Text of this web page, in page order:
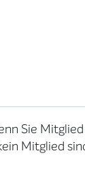
Sie
Mitglied